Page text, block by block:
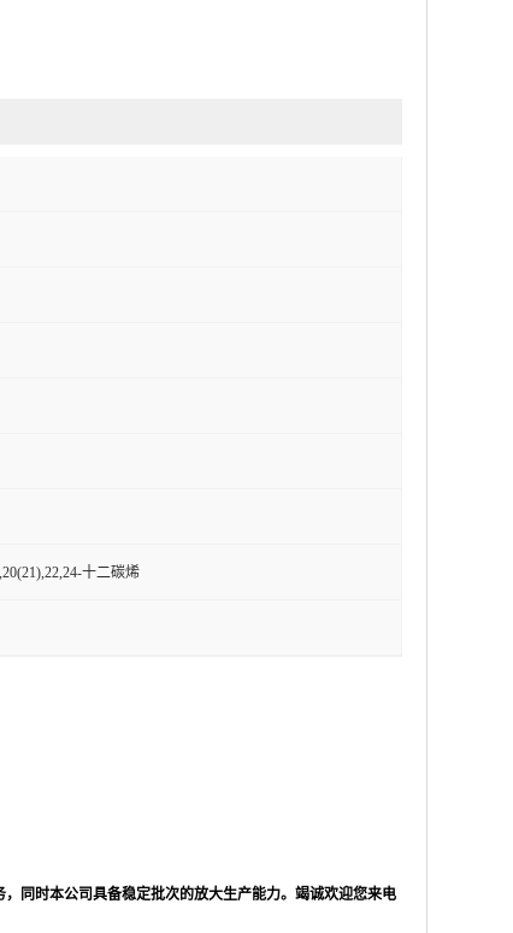
十二碳烯
同时本公司具备稳定批次的放大生产能力。竭诚欢迎您来电